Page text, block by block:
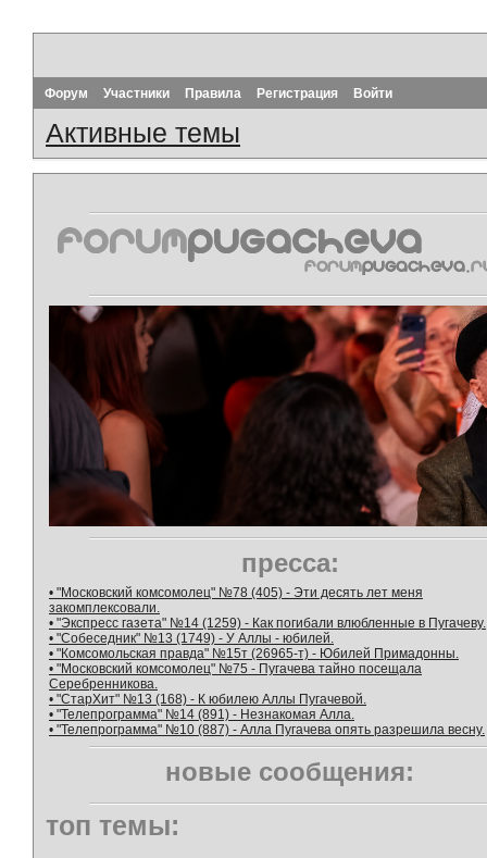
Форум Участники Правила Регистрация Войти
Активные темы
пресса:
• "Московский комсомолец" №78 (405) - Эти десять лет меня
закомплексовали.
• "Экспресс газета" №14 (1259) - Как погибали влюбленные в Пугачеву.
• "Собеседник" №13 (1749) - У Аллы - юбилей.
• "Комсомольская правда" №15т (26965-т) - Юбилей Примадонны.
• "Московский комсомолец" №75 - Пугачева тайно посещала
Серебренникова.
• "СтарХит" №13 (168) - К юбилею Аллы Пугачевой.
• "Телепрограмма" №14 (891) - Незнакомая Алла.
• "Телепрограмма" №10 (887) - Алла Пугачева опять разрешила весну.
новые сообщения:
топ темы: